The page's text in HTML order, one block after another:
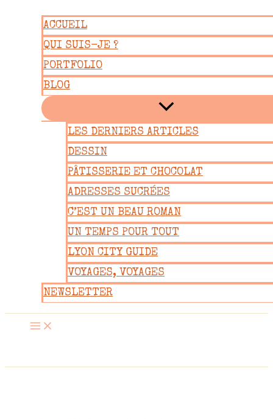
contenu
ACCUEIL
QUI SUIS-JE ?
PORTFOLIO
BLOG
LES DERNIERS ARTICLES
DESSIN
PÂTISSERIE ET CHOCOLAT
ADRESSES SUCRÉES
C’EST UN BEAU ROMAN
UN TEMPS POUR TOUT
LYON CITY GUIDE
VOYAGES, VOYAGES
NEWSLETTER